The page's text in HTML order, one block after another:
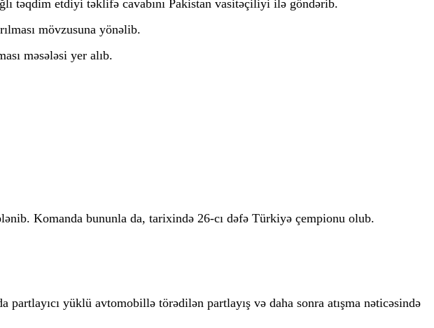
təqdim etdiyi təklifə cavabını Pakistan vasitəçiliyi ilə göndərib.
mövzusuna yönəlib.
məsələsi yer alıb.
Komanda bununla da, tarixində 26-cı dəfə Türkiyə çempionu olub.
yüklü avtomobillə törədilən partlayış və daha sonra atışma nəticəsində